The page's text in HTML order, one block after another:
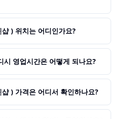
) 위치는 어디인가요?
시 영업시간은 어떻게 되나요?
) 가격은 어디서 확인하나요?